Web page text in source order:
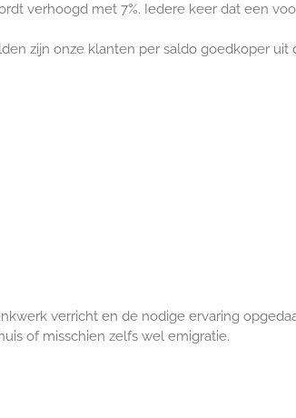
verhoogd met 7%. Iedere keer dat een
zijn onze klanten per saldo goedkoper uit
verricht en de nodige ervaring
of misschien zelfs wel emigratie.